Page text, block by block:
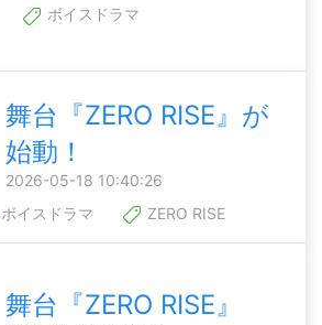
ボイスドラマ
舞台『ZERO RISE』が
始動！
2026-05-18 10:40:26
ボイスドラマ ZERO RISE
舞台『ZERO RISE』